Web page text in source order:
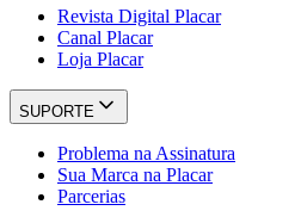
Revista Digital Placar
Canal Placar
Loja Placar
SUPORTE
Problema na Assinatura
Sua Marca na Placar
Parcerias